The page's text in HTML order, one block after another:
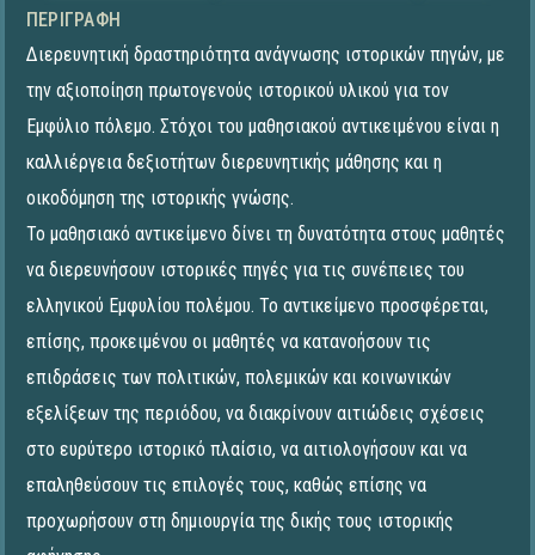
ΠΕΡΙΓΡΑΦΉ
Διερευνητική δραστηριότητα ανάγνωσης ιστορικών πηγών, με
την αξιοποίηση πρωτογενούς ιστορικού υλικού για τον
Εμφύλιο πόλεμο. Στόχοι του μαθησιακού αντικειμένου είναι η
καλλιέργεια δεξιοτήτων διερευνητικής μάθησης και η
οικοδόμηση της ιστορικής γνώσης.
Το μαθησιακό αντικείμενο δίνει τη δυνατότητα στους μαθητές
να διερευνήσουν ιστορικές πηγές για τις συνέπειες του
ελληνικού Εμφυλίου πολέμου. Το αντικείμενο προσφέρεται,
επίσης, προκειμένου οι μαθητές να κατανοήσουν τις
επιδράσεις των πολιτικών, πολεμικών και κοινωνικών
εξελίξεων της περιόδου, να διακρίνουν αιτιώδεις σχέσεις
στο ευρύτερο ιστορικό πλαίσιο, να αιτιολογήσουν και να
επαληθεύσουν τις επιλογές τους, καθώς επίσης να
προχωρήσουν στη δημιουργία της δικής τους ιστορικής